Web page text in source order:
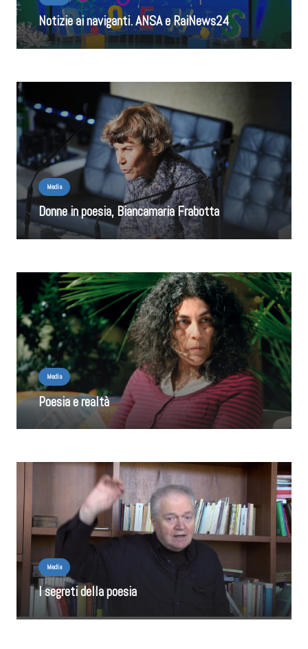
Notizie ai naviganti. ANSA e RaiNews24
Media
Donne in poesia, Biancamaria Frabotta
Media
Poesia e realtà
Media
I segreti della poesia